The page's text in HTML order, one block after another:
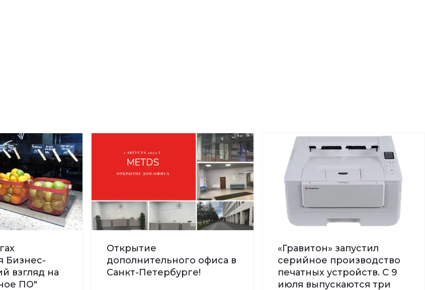
Бизнес-
взгляд на
ПО"
Открытие
дополнительного офиса в
Санкт-Петербурге!
«Гравитон» запустил
серийное производство
печатных устройств. С 9
июля выпускаются три